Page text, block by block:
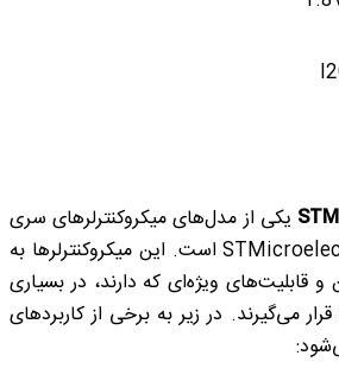
یکی از مدل‌های میکروکنترلرهای سری
شرکت STMicroelectronics است. این میکروکنترلرها به
قابلیت‌های ویژه‌ای که دارند، در بسیاری
قرار می‌گیرند. در زیر به برخی از کاربردهای